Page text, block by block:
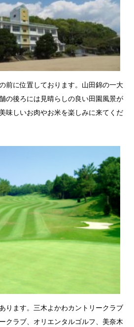
前に位置しております。山田錦の一大
の後ろには見晴らしの良い田園風景が
味しいお肉やお米を楽しみに来てくだ
ります。三木よかわカントリークラブ
クラブ、オリエンタルゴルフ、美奈木